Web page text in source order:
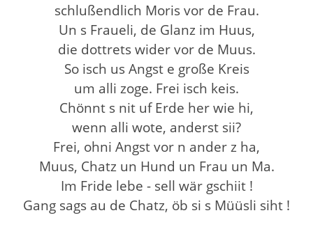
schlußendlich Moris vor de Frau.
Un s Fraueli, de Glanz im Huus,
die dottrets wider vor de Muus.
So isch us Angst e große Kreis
um alli zoge. Frei isch keis.
Chönnt s nit uf Erde her wie hi,
wenn alli wote, anderst sii?
Frei, ohni Angst vor n ander z ha,
Muus, Chatz un Hund un Frau un Ma.
Im Fride lebe - sell wär gschiit !
Gang sags au de Chatz, öb si s Müüsli siht !